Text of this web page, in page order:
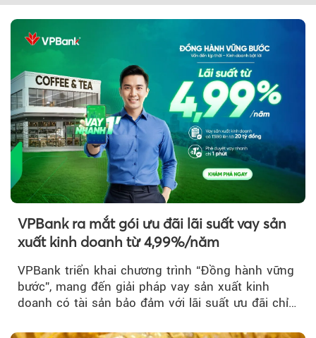
VPBank ra mắt gói ưu đãi lãi suất vay sản
xuất kinh doanh từ 4,99%/năm
VPBank triển khai chương trình “Đồng hành vững
bước”, mang đến giải pháp vay sản xuất kinh
doanh có tài sản bảo đảm với lãi suất ưu đãi chỉ